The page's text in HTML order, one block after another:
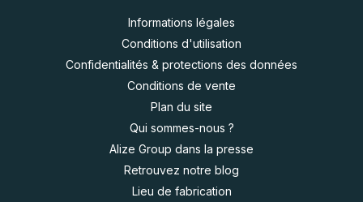
Informations légales
Conditions d'utilisation
Confidentialités & protections des données
Conditions de vente
Plan du site
Qui sommes-nous ?
Alize Group dans la presse
Retrouvez notre blog
Lieu de fabrication